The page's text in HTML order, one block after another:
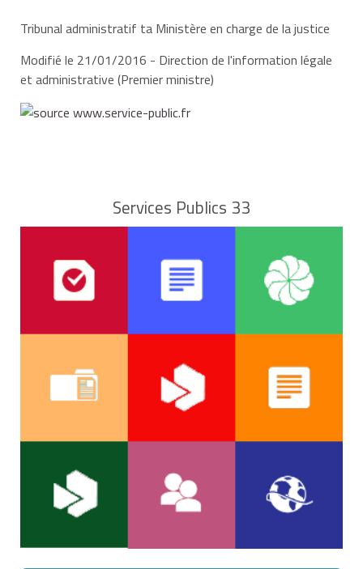
Tribunal administratif ta Ministère en charge de la justice
Modifié le 21/01/2016 - Direction de l'information légale
et administrative (Premier ministre)
Services Publics 33